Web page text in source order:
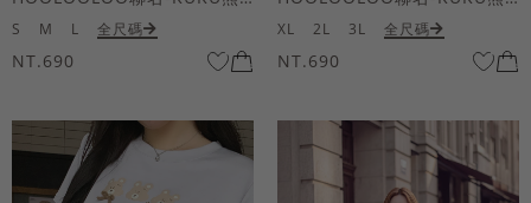
S M L 全尺碼
NT.690
XL 2L 3L 全尺碼
NT.690